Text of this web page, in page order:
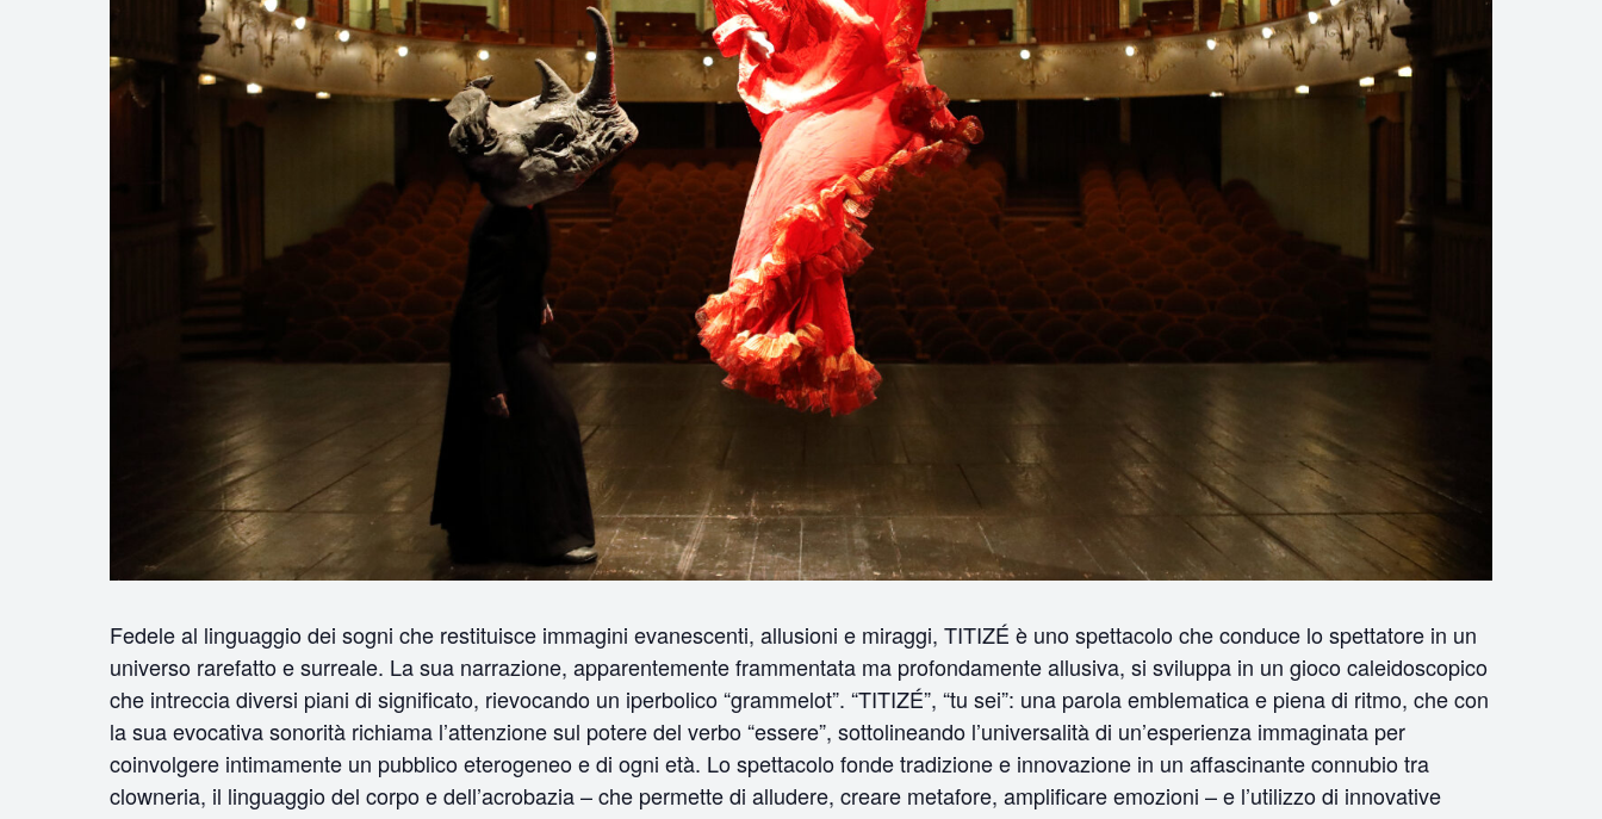
Fedele al linguaggio dei sogni che restituisce immagini evanescenti, allusioni e miraggi, TITIZÉ è uno spettacolo che conduce lo spettatore in un
universo rarefatto e surreale. La sua narrazione, apparentemente frammentata ma profondamente allusiva, si sviluppa in un gioco caleidoscopico
che intreccia diversi piani di significato, rievocando un iperbolico “grammelot”. “TITIZÉ”, “tu sei”: una parola emblematica e piena di ritmo, che con
la sua evocativa sonorità richiama l’attenzione sul potere del verbo “essere”, sottolineando l’universalità di un’esperienza immaginata per
coinvolgere intimamente un pubblico eterogeneo e di ogni età. Lo spettacolo fonde tradizione e innovazione in un affascinante connubio tra
clowneria, il linguaggio del corpo e dell’acrobazia – che permette di alludere, creare metafore, amplificare emozioni – e l’utilizzo di innovative